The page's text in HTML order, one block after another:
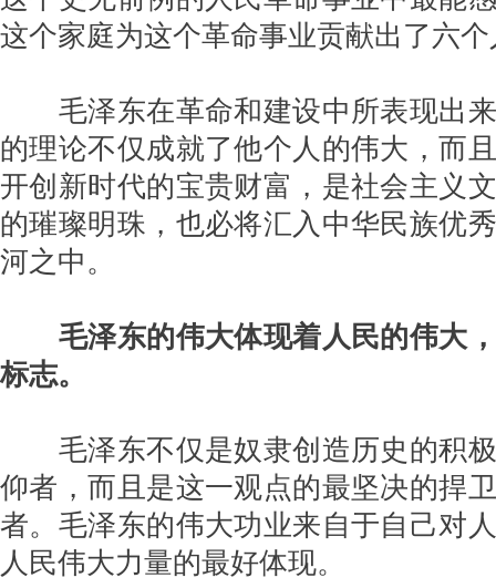
这个家庭为这个革命事业贡献出了六
毛泽东在革命和建设中所表现出
的理论不仅成就了他个人的伟大，而
开创新时代的宝贵财富，是社会主义
的璀璨明珠，也必将汇入中华民族优
河之中。
毛泽东的伟大体现着人民的伟大
标志。
毛泽东不仅是奴隶创造历史的积
仰者，而且是这一观点的最坚决的捍
者。毛泽东的伟大功业来自于自己对
人民伟大力量的最好体现。